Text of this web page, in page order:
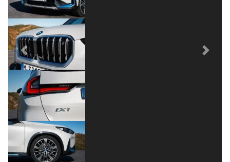
Previous Next